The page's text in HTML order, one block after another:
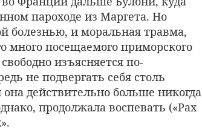
пароходе из Маргета. Но
болезнью, и моральная травма,
много посещаемого приморского
изъясняется по-
не подвергать себя столь
действительно больше никогда
продолжала воспевать («Pax